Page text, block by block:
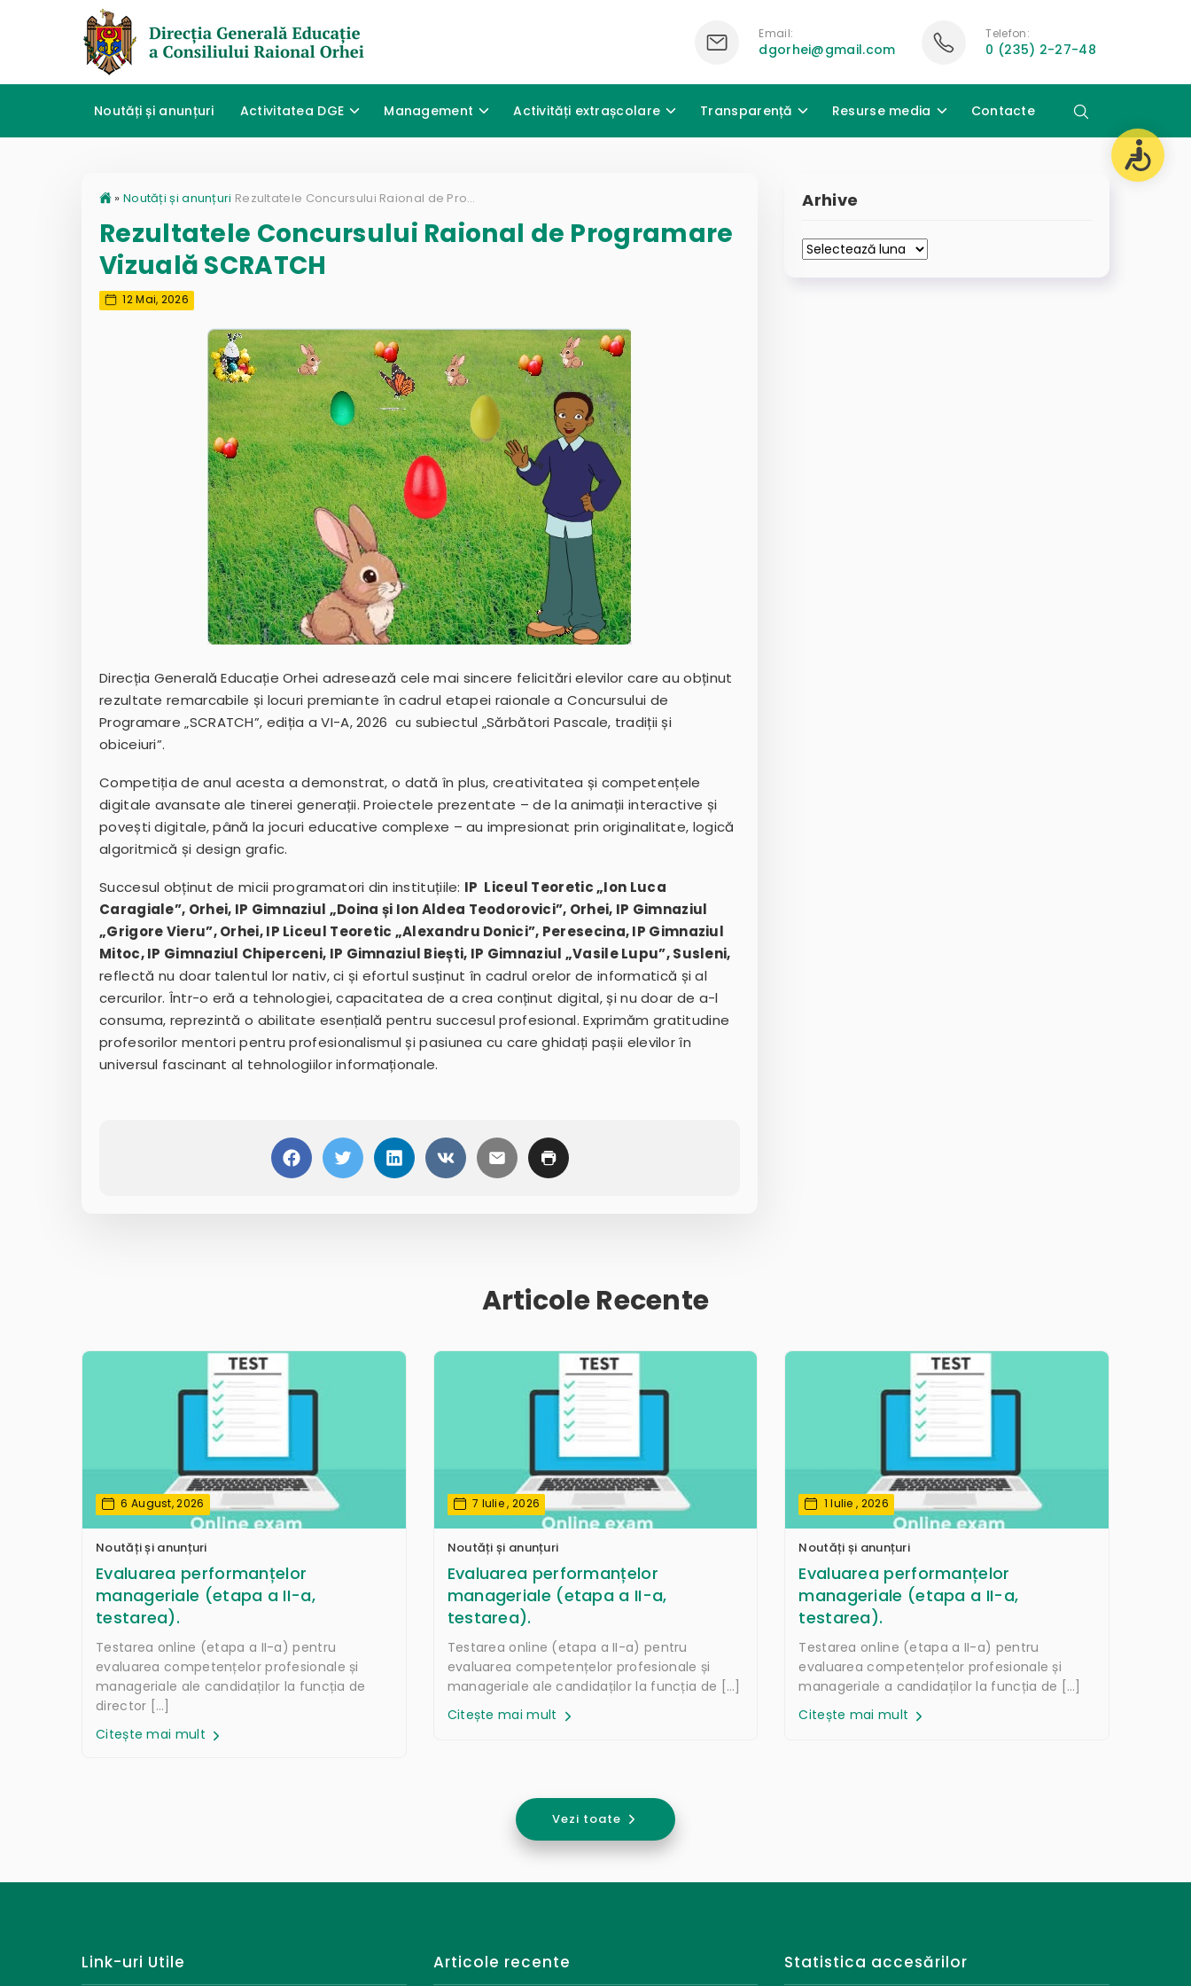
Email:
dgorhei@gmail.com
Telefon:
0 (235) 2-27-48
Noutăți și anunțuri Activitatea DGE Management Activități extrașcolare Transparență Resurse media Contacte
» Noutăți și anunțuri Rezultatele Concursului Raional de Programare Vizuală SCRATCH
Rezultatele Concursului Raional de Programare
Vizuală SCRATCH
12 Mai, 2026
Direcția Generală Educație Orhei adresează cele mai sincere felicitări elevilor care au obținut
rezultate remarcabile și locuri premiante în cadrul etapei raionale a Concursului de
Programare „SCRATCH”, ediția a VI-A, 2026 cu subiectul „Sărbători Pascale, tradiții și
obiceiuri”.
Competiția de anul acesta a demonstrat, o dată în plus, creativitatea și competențele
digitale avansate ale tinerei generații. Proiectele prezentate – de la animații interactive și
povești digitale, până la jocuri educative complexe – au impresionat prin originalitate, logică
algoritmică și design grafic.
Succesul obținut de micii programatori din instituțiile: IP Liceul Teoretic „Ion Luca
Caragiale”, Orhei, IP Gimnaziul „Doina și Ion Aldea Teodorovici”, Orhei, IP Gimnaziul
„Grigore Vieru”, Orhei, IP Liceul Teoretic „Alexandru Donici”, Peresecina, IP Gimnaziul
Mitoc, IP Gimnaziul Chiperceni, IP Gimnaziul Biești, IP Gimnaziul „Vasile Lupu”, Susleni,
reflectă nu doar talentul lor nativ, ci și efortul susținut în cadrul orelor de informatică și al
cercurilor. Într-o eră a tehnologiei, capacitatea de a crea conținut digital, și nu doar de a-l
consuma, reprezintă o abilitate esențială pentru succesul profesional. Exprimăm gratitudine
profesorilor mentori pentru profesionalismul și pasiunea cu care ghidați pașii elevilor în
universul fascinant al tehnologiilor informaționale.
Arhive
Arhive
Articole Recente
6 August, 2026
Noutăți și anunțuri
Evaluarea performanțelor
manageriale (etapa a II-a,
testarea).
Testarea online (etapa a II-a) pentru
evaluarea competențelor profesionale și
manageriale ale candidaților la funcția de
director […]
Citește mai mult
7 Iulie , 2026
Noutăți și anunțuri
Evaluarea performanțelor
manageriale (etapa a II-a,
testarea).
Testarea online (etapa a II-a) pentru
evaluarea competențelor profesionale și
manageriale ale candidaților la funcția de […]
Citește mai mult
1 Iulie , 2026
Noutăți și anunțuri
Evaluarea performanțelor
manageriale (etapa a II-a,
testarea).
Testarea online (etapa a II-a) pentru
evaluarea competențelor profesionale și
manageriale a candidaților la funcția de […]
Citește mai mult
Vezi toate
Link-uri Utile Articole recente Statistica accesărilor